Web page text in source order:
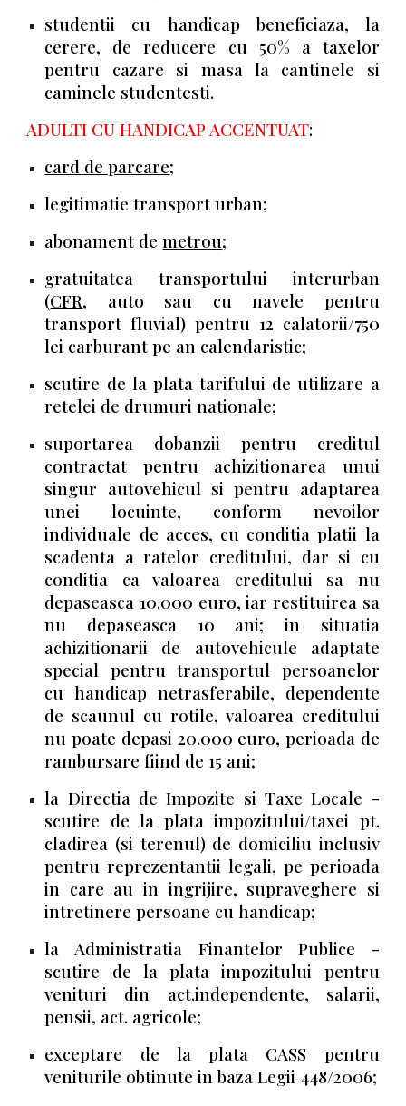
studentii cu handicap beneficiaza, la
cerere, de reducere cu 50% a taxelor
pentru cazare si masa la cantinele si
caminele studentesti.
ADULTI CU HANDICAP ACCENTUAT:
card de parcare;
legitimatie transport urban;
abonament demetrou;
gratuitatea transportului interurban
(CFR, auto sau cu navele pentru
transport fluvial) pentru 12 calatorii/750
lei carburant pe an calendaristic;
scutire de la plata tarifului de utilizare a
retelei de drumuri nationale;
suportarea dobanzii pentru creditul
contractat pentru achizitionarea unui
singur autovehicul si pentru adaptarea
unei locuinte, conform nevoilor
individuale de acces, cu conditia platii la
scadenta a ratelor creditului, dar si cu
conditia ca valoarea creditului sa nu
depaseasca 10.000 euro, iar restituirea sa
nu depaseasca 10 ani; in situatia
achizitionarii de autovehicule adaptate
special pentru transportul persoanelor
cu handicap netrasferabile, dependente
de scaunul cu rotile, valoarea creditului
nu poate depasi 20.000 euro, perioada de
rambursare fiind de 15 ani;
la Directia de Impozite si Taxe Locale -
scutire de la plata impozitului/taxei pt.
cladirea (si terenul) de domiciliu inclusiv
pentru reprezentantii legali, pe perioada
in care au in ingrijire, supraveghere si
intretinere persoane cu handicap;
la Administratia Finantelor Publice -
scutire de la plata impozitului pentru
venituri din act.independente, salarii,
pensii, act. agricole;
exceptare de la plata CASS pentru
veniturile obtinute in baza Legii 448/2006;